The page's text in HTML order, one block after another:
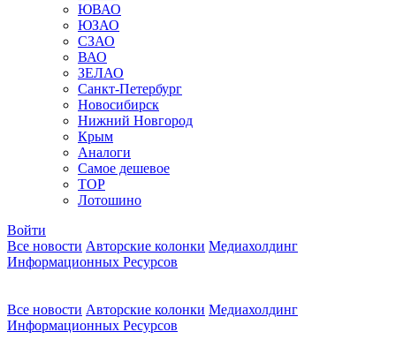
ЮВАО
ЮЗАО
СЗАО
ВАО
ЗЕЛАО
Санкт-Петербург
Новосибирск
Нижний Новгород
Крым
Аналоги
Самое дешевое
TOP
Лотошино
Войти
Все новости Авторские колонки Медиахолдинг
Информационных Ресурсов
Все новости Авторские колонки Медиахолдинг
Информационных Ресурсов